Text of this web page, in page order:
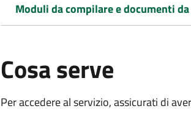
Moduli da compilare e documenti
Cosa serve
Per accedere al servizio, assicurati di